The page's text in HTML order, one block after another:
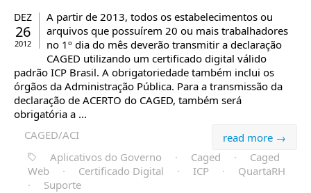
DEZ
26
2012
A partir de 2013, todos os estabelecimentos ou
arquivos que possuírem 20 ou mais trabalhadores
no 1º dia do mês deverão transmitir a declaração
CAGED utilizando um certificado digital válido
padrão ICP Brasil. A obrigatoriedade também inclui os
órgãos da Administração Pública. Para a transmissão da
declaração de ACERTO do CAGED, também será
obrigatória a ...
read more →
CAGED/ACI
Aplicativos do Governo
· Caged ·
Caged
Web
· Certificado Digital · ICP ·
QuartaRH
·
Suporte